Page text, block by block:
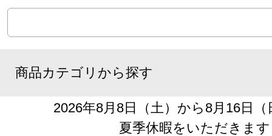
商品カテゴリから探す
2026年8月8日（土）から8月16日
夏季休暇をいただきます